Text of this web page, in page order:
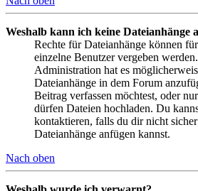
Weshalb kann ich keine Dateianhänge
Rechte für Dateianhänge können
einzelne Benutzer vergeben
Administration hat es
Dateianhänge in dem Forum
Beitrag verfassen möchtest, oder
dürfen Dateien hochladen. Du
kontaktieren, falls du dir nicht
Dateianhänge anfügen kannst.
Nach oben